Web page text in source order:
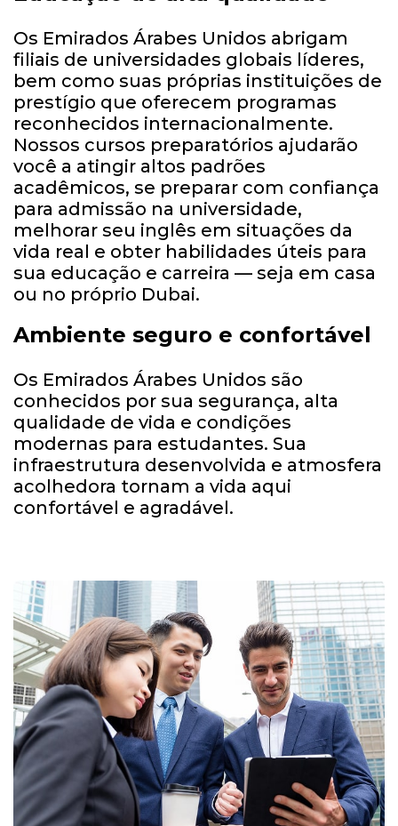
Os Emirados Árabes Unidos abrigam
filiais de universidades globais líderes,
bem como suas próprias instituições de
prestígio que oferecem programas
reconhecidos internacionalmente.
Nossos cursos preparatórios ajudarão
você a atingir altos padrões
acadêmicos, se preparar com confiança
para admissão na universidade,
melhorar seu inglês em situações da
vida real e obter habilidades úteis para
sua educação e carreira — seja em casa
ou no próprio Dubai.
Ambiente seguro e confortável
Os Emirados Árabes Unidos são
conhecidos por sua segurança, alta
qualidade de vida e condições
modernas para estudantes. Sua
infraestrutura desenvolvida e atmosfera
acolhedora tornam a vida aqui
confortável e agradável.